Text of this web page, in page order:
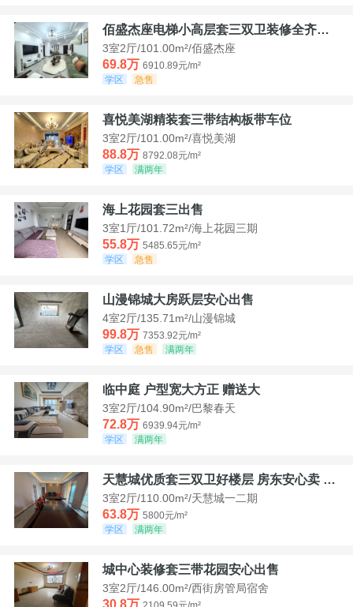
佰盛杰座电梯小高层套三双卫装修全齐诚意出售
3室2厅/101.00m²/佰盛杰座
69.8万 6910.89元/m²
学区
急售
喜悦美湖精装套三带结构板带车位
3室2厅/101.00m²/喜悦美湖
88.8万 8792.08元/m²
学区
满两年
海上花园套三出售
3室1厅/101.72m²/海上花园三期
55.8万 5485.65元/m²
学区
急售
山漫锦城大房跃层安心出售
4室2厅/135.71m²/山漫锦城
99.8万 7353.92元/m²
学区
急售 满两年
临中庭 户型宽大方正 赠送大
3室2厅/104.90m²/巴黎春天
72.8万 6939.94元/m²
学区
满两年
天慧城优质套三双卫好楼层 房东安心卖 价格好谈
3室2厅/110.00m²/天慧城一二期
63.8万 5800元/m²
学区
满两年
城中心装修套三带花园安心出售
3室2厅/146.00m²/西街房管局宿舍
30.8万